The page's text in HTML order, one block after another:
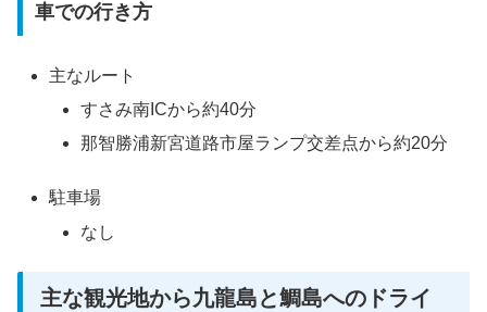
車での行き方
主なルート
すさみ南ICから約40分
那智勝浦新宮道路市屋ランプ交差点から約20分
駐車場
なし
主な観光地から九龍島と鯛島へのドライ